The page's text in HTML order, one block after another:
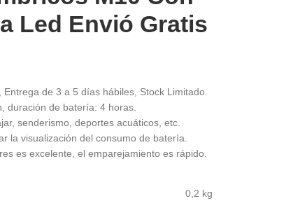
Led Envió Gratis
de 3 a 5 días hábiles, Stock Limitado.
duración de batería: 4 horas.
senderismo, deportes acuáticos, etc.
la visualización del consumo de batería.
es excelente, el emparejamiento es rápido.
0,2 kg